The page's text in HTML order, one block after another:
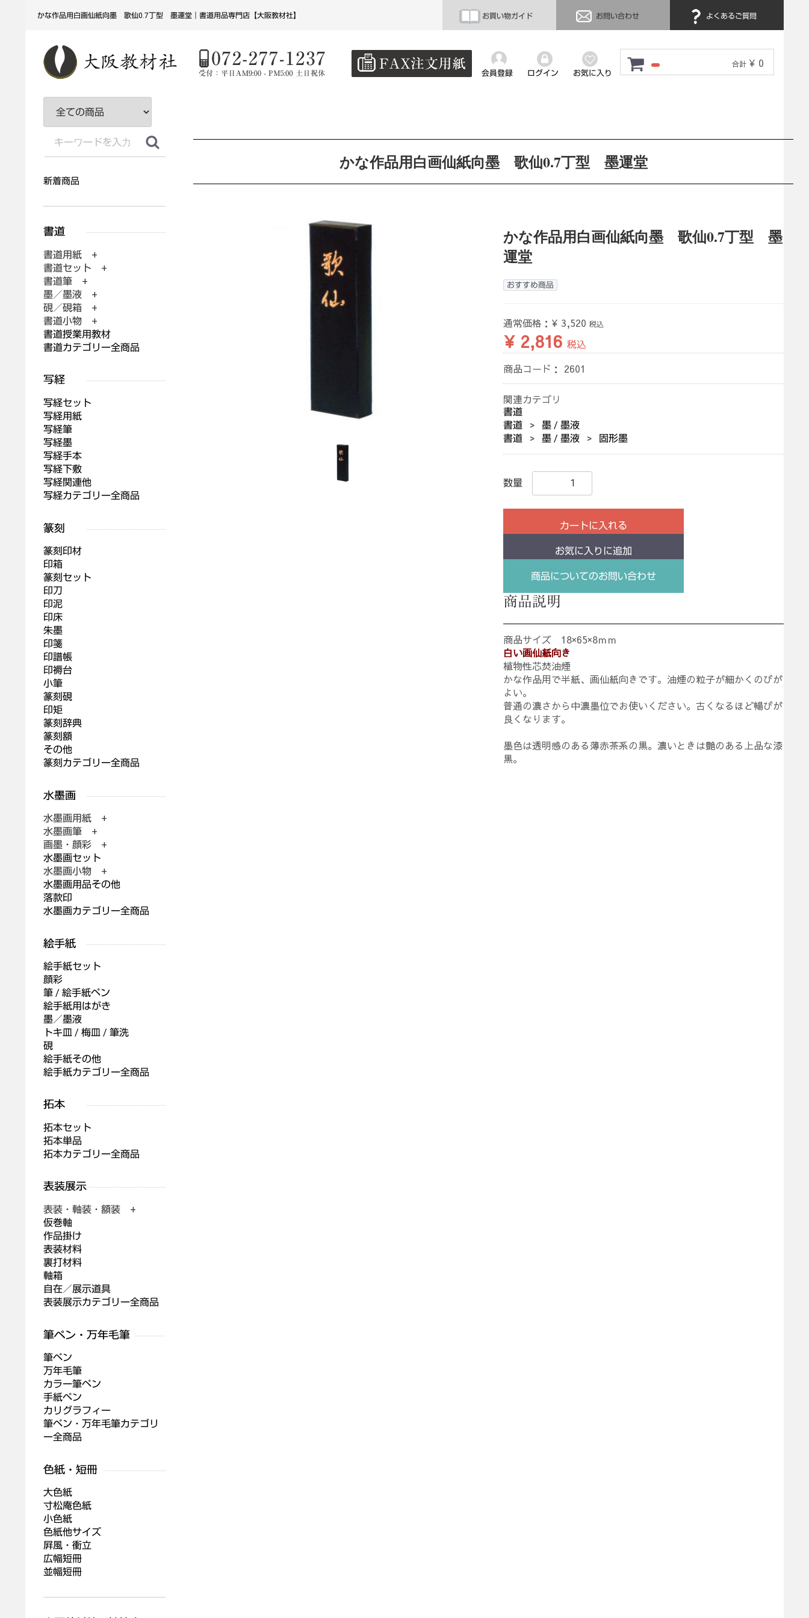
かな作品用白画仙紙向墨 歌仙0.7丁型 墨運堂｜書道用品専門店【大阪教材社】 お買い物ガイド お問い合わせ よくあるご質問
合計 ¥ 0
会員登録 ログイン お気に入り
かな作品用白画仙紙向墨 歌仙0.7丁型 墨運堂
かな作品用白画仙紙向墨 歌仙0.7丁型 墨
運堂
おすすめ商品
通常価格： ¥ 3,520 税込
¥ 2,816 税込
商品コード： 2601
関連カテゴリ
書道
書道
墨 / 墨液
書道
墨 / 墨液 固形墨
数量
カートに入れる
お気に入りに追加
商品についてのお問い合わせ
商品説明
商品サイズ 18×65×8ｍｍ
白い画仙紙向き
植物性芯焚油煙
かな作品用で半紙、画仙紙向きです。油煙の粒子が細かくのびが
よい。
普通の濃さから中濃墨位でお使いください。古くなるほど暢びが
良くなります。
墨色は透明感のある薄赤茶系の黒。濃いときは艶のある上品な漆
黒。
新着商品
書道用紙 +
書道セット +
書道筆 +
墨／墨液 +
硯／硯箱 +
書道小物 +
書道授業用教材
書道カテゴリー全商品
写経セット
写経用紙
写経筆
写経墨
写経手本
写経下敷
写経関連他
写経カテゴリー全商品
篆刻印材
印箱
篆刻セット
印刀
印泥
印床
朱墨
印箋
印譜帳
印褥台
小筆
篆刻硯
印矩
篆刻辞典
篆刻額
その他
篆刻カテゴリー全商品
水墨画用紙 +
水墨画筆 +
画墨・顔彩 +
水墨画セット
水墨画小物 +
水墨画用品その他
落款印
水墨画カテゴリー全商品
絵手紙セット
顔彩
筆 / 絵手紙ペン
絵手紙用はがき
墨／墨液
トキ皿 / 梅皿 / 筆洗
硯
絵手紙その他
絵手紙カテゴリー全商品
拓本セット
拓本単品
拓本カテゴリー全商品
表装・軸装・額装 +
仮巻軸
作品掛け
表装材料
裏打材料
軸箱
自在／展示道具
表装展示カテゴリー全商品
筆ペン
万年毛筆
カラー筆ペン
手紙ペン
カリグラフィー
筆ペン・万年毛筆カテゴリ
ー全商品
大色紙
寸松庵色紙
小色紙
色紙他サイズ
屛風・衝立
広幅短冊
並幅短冊